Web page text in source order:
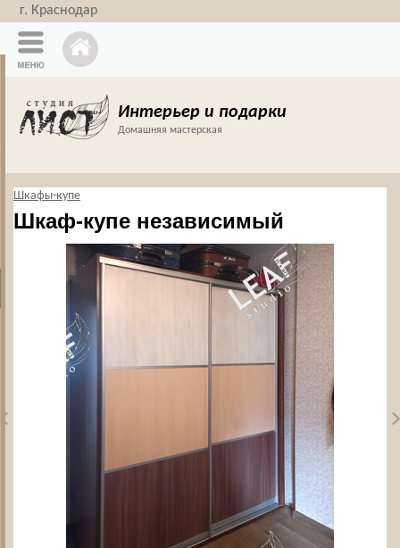
г. Краснодар
Интерьер и подарки
Домашняя мастерская
Шкафы-купе
Шкаф-купе независимый